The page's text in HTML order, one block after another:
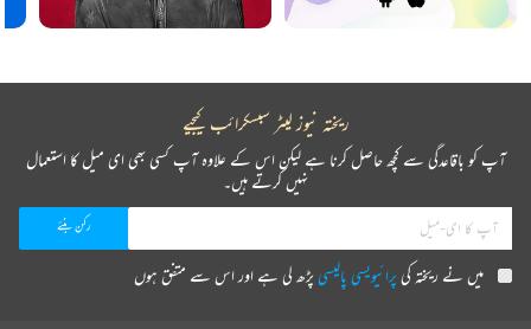
ریختہ نیوز لیٹر سبسکرائب کیجیے
آپ کو باقاعدگی سے کچھ حاصل کرنا ہے لیکن اس کے علاوہ آپ کسی بھی ای میل کا استعمال
نہیں کرتے ہیں۔
میں نے ریختہ کی پرائیویسی پالیسی پڑھ لی ہے اور اس سے متفق ہوں